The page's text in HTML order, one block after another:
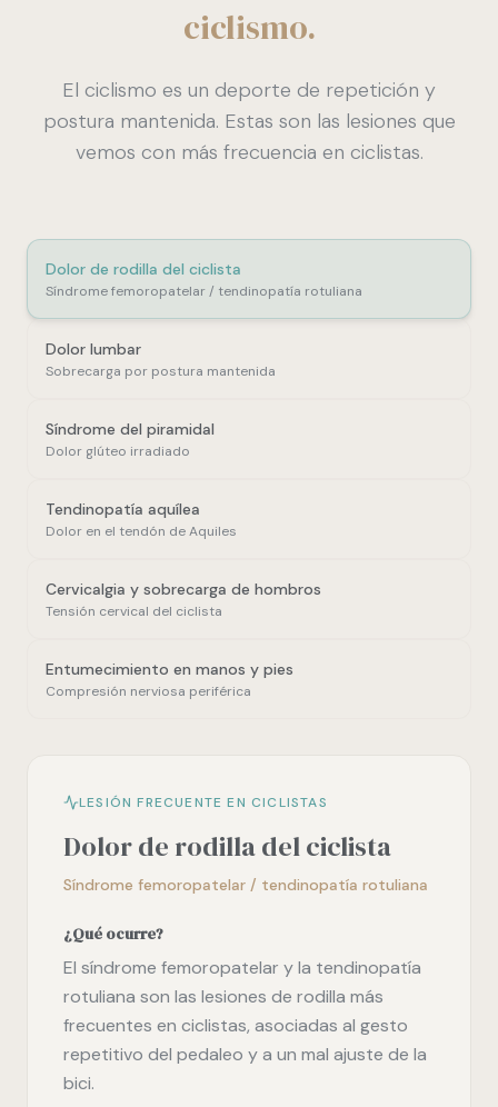
ciclismo.
El ciclismo es un deporte de repetición y
postura mantenida. Estas son las lesiones que
vemos con más frecuencia en ciclistas.
Dolor de rodilla del ciclista
Síndrome femoropatelar / tendinopatía rotuliana
Dolor lumbar
Sobrecarga por postura mantenida
Síndrome del piramidal
Dolor glúteo irradiado
Tendinopatía aquílea
Dolor en el tendón de Aquiles
Cervicalgia y sobrecarga de hombros
Tensión cervical del ciclista
Entumecimiento en manos y pies
Compresión nerviosa periférica
LESIÓN FRECUENTE EN CICLISTAS
Dolor de rodilla del ciclista
Síndrome femoropatelar / tendinopatía rotuliana
¿Qué ocurre?
El síndrome femoropatelar y la tendinopatía
rotuliana son las lesiones de rodilla más
frecuentes en ciclistas, asociadas al gesto
repetitivo del pedaleo y a un mal ajuste de la
bici.